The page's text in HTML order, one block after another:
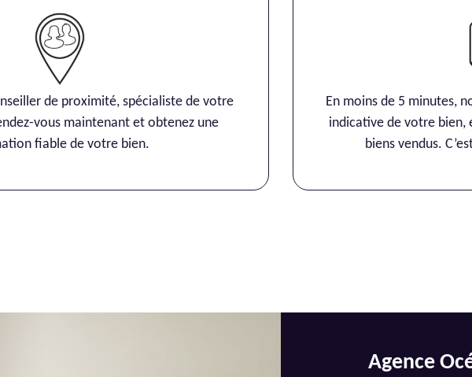
de proximité, spécialiste de votre
vous maintenant et obtenez une
fiable de votre bien.
En moins de 5 minutes,
indicative de votre bien, en se
Agence